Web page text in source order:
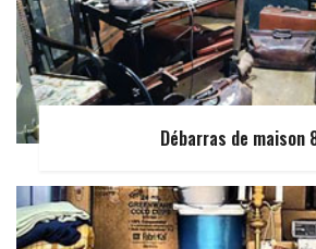
Débarras de maison